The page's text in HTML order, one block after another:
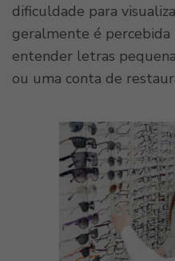
dificuldade para
geralmente é
entender letras
ou uma conta de